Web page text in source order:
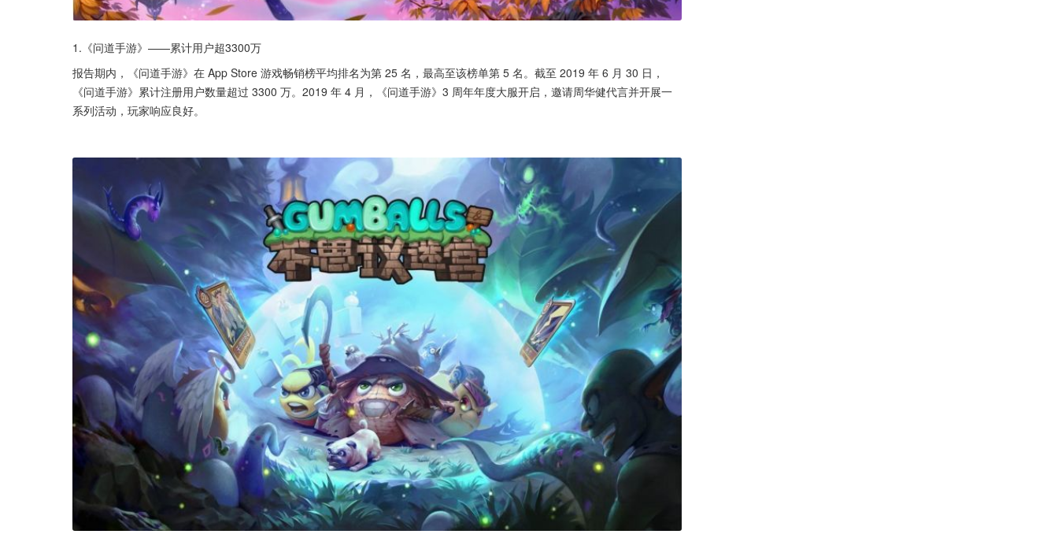
1.《问道手游》——累计用户超3300万
报告期内，《问道手游》在 App Store 游戏畅销榜平均排名为第 25 名，最高至该榜单第 5 名。截至 2019 年 6 月 30 日，
《问道手游》累计注册用户数量超过 3300 万。2019 年 4 月，《问道手游》3 周年年度大服开启，邀请周华健代言并开展一
系列活动，玩家响应良好。